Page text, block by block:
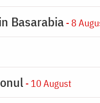
Basarabia- 8
- 10 August